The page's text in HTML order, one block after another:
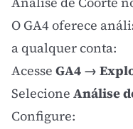
O GA4 oferece
a qualquer conta:
Acesse GA4 →
Selecione Análise
Configure: